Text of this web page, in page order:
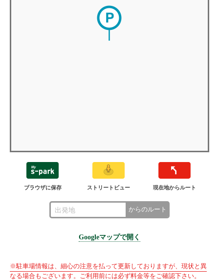
ブラウザに保存 ストリートビュー 現在地からルート
からのルート
Googleマップで開く
※駐車場情報は、細心の注意を払って更新しておりますが、現状と異
なる場合もございます。ご利用前には必ず料金等をご確認下さい。